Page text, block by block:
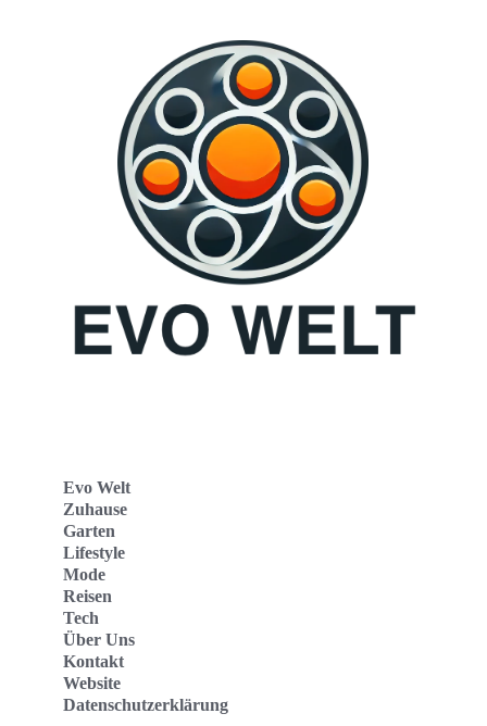
Evo Welt
Zuhause
Garten
Lifestyle
Mode
Reisen
Tech
Über Uns
Kontakt
Website
Datenschutzerklärung